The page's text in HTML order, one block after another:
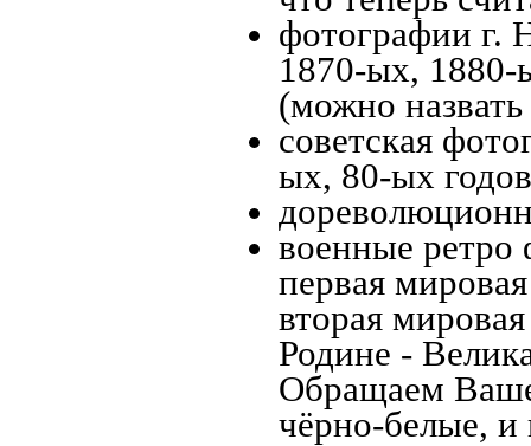
фотографии г.
1870-ых, 1880-
(можно
советская
ых, 80-ых
военные ретро
первая
вторая
Родине -
Обращаем
чёрно-белые, и